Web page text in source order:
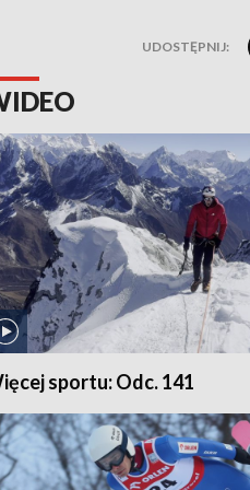
UDOSTĘPNIJ:
sportu: Odc. 141